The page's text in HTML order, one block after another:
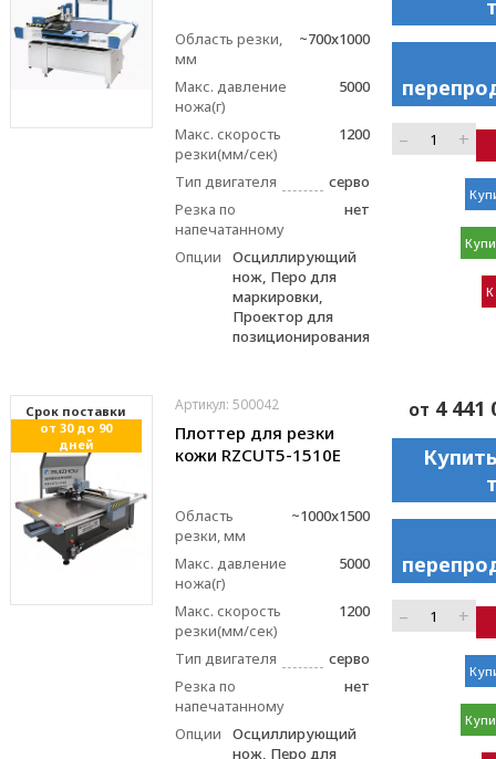
Область резки,
мм
~700x1000
Макс. давление
ножа(г)
5000
Макс. скорость
резки(мм/сек)
1200
Тип двигателя
серво
Резка по
напечатанному
нет
Опции
Осциллирующий
нож, Перо для
маркировки,
Проектор для
позиционирования
– +
Cрок поставки
от 30 до 90
дней
Артикул: 500042
Плоттер для резки
кожи RZCUT5-1510E
Область
резки, мм
~1000x1500
Макс. давление
ножа(г)
5000
Макс. скорость
резки(мм/сек)
1200
Тип двигателя
серво
Резка по
напечатанному
нет
Опции
Осциллирующий
нож, Перо для
от 4 441
– +